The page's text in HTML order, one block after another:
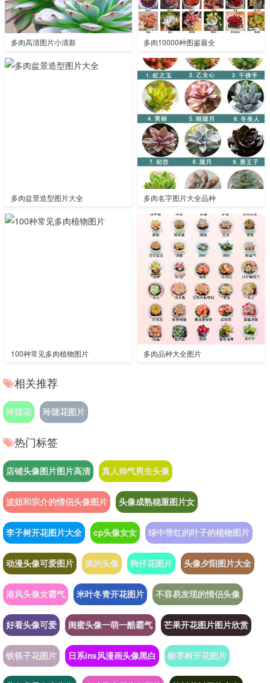
多肉高清图片小清新 多肉10000种图鉴最全
多肉盆景造型图片大全 多肉名字图片大全品种
100种常见多肉植物图片 多肉品种大全图片
相关推荐
玲珑花 玲珑花图片
热门标签
店铺头像图片图片高清 真人帅气男生头像
波妞和宗介的情侣头像图片 头像成熟稳重图片女
李子树开花图片大全 cp头像女女 绿中带红的叶子的植物图片
动漫头像可爱图片 疯的头像 狗仔花图片 头像夕阳图片大全
港风头像女霸气 米叶冬青开花图片 不容易发现的情侣头像
好看头像可爱 闺蜜头像一萌一酷霸气 芒果开花图片图片欣赏
铁筷子花图片 日系ins风漫画头像黑白 酸枣树开花图片